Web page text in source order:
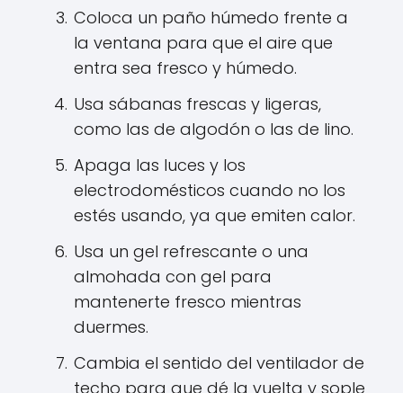
Coloca un paño húmedo frente a
la ventana para que el aire que
entra sea fresco y húmedo.
Usa sábanas frescas y ligeras,
como las de algodón o las de lino.
Apaga las luces y los
electrodomésticos cuando no los
estés usando, ya que emiten calor.
Usa un gel refrescante o una
almohada con gel para
mantenerte fresco mientras
duermes.
Cambia el sentido del ventilador de
techo para que dé la vuelta y sople